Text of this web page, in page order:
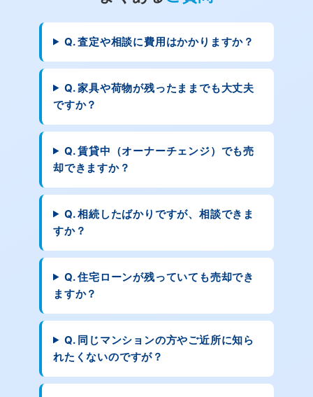
Q. 査定や相談に費用はかかりますか？
Q. 家具や荷物が残ったままでも大丈夫
ですか？
Q. 賃貸中（オーナーチェンジ）でも売
却できますか？
Q. 相続したばかりですが、相談できま
すか？
Q. 住宅ローンが残っていても売却でき
ますか？
Q. 同じマンションの方やご近所に知ら
れたくないのですが？